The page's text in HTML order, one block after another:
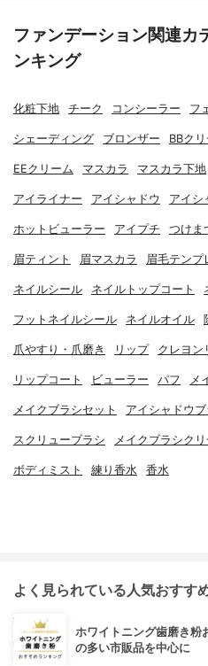
ファンデーション関連カ
ンキング
化粧下地 チーク コンシーラー フ
シェーディング ブロンザー BBク
EEクリーム マスカラ マスカラ下地
アイライナー アイシャドウ アイシ
ホットビューラー アイプチ つけま
眉ティント 眉マスカラ 眉毛テンプ
ネイルシール ネイルトップコート
フットネイルシール ネイルオイル
爪やすり・爪磨き リップ クレヨン
リップコート ビューラー パフ メ
メイクブラシセット アイシャドウ
スクリューブラシ メイクブラシク
ボディミスト 練り香水 香水
よく見られている人気おすす
ホワイトニング歯磨き粉
の多い市販品を中心に